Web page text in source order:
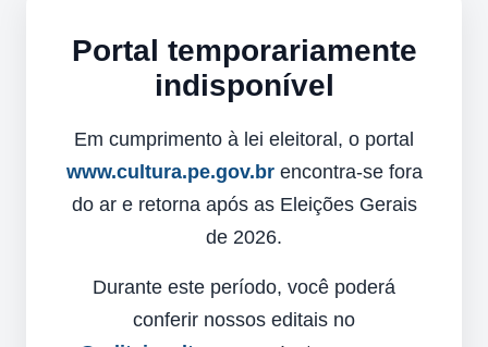
Portal temporariamente
indisponível
Em cumprimento à lei eleitoral, o portal
www.cultura.pe.gov.brencontra-se fora
do ar e retorna após as Eleições Gerais
de 2026.
Durante este período, você poderá
conferir nossos editais no